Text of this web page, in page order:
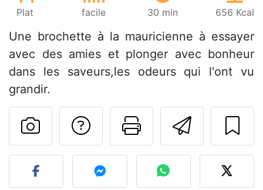
Plat facile 30 min 656 Kcal
Une brochette à la mauricienne à essayer
avec des amies et plonger avec bonheur
dans les saveurs,les odeurs qui l'ont vu
grandir.
Imprimer
Poser une
Publier votre photo de